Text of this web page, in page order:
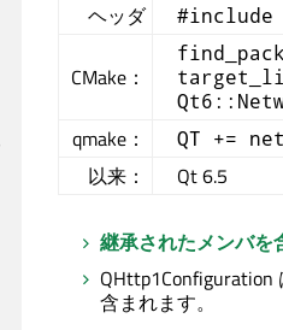
ヘッダ #include
CMake：
qmake： QT +=
以来： Qt 6.5
継承されたメンバを
QHttp1Configuration
含まれます。